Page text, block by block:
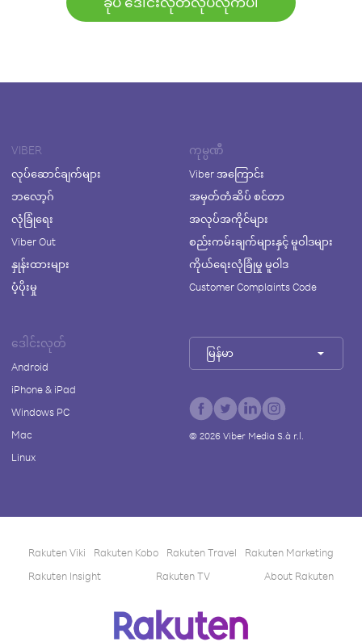
VIBER
လုပ်ဆောင်ချက်များ
ဘလော့ဂ်
လုံခြုံရေး
Viber Out
နှုန်းထားများ
ပံ့ပိုးမှု
ကုမ္ပဏီ
Viber အကြောင်း
အမှတ်တံဆိပ် စင်တာ
အလုပ်အကိုင်များ
စည်းကမ်းချက်များနှင့် မူဝါဒများ
ကိုယ်ရေးလုံခြုံမှု မူဝါဒ
Customer Complaints Code
ဒေါင်းလုတ်
Android
iPhone & iPad
Windows PC
Mac
Linux
မြန်မာ
© 2026Viber Media S.à r.l.
Rakuten Viki Rakuten Kobo Rakuten Travel
Rakuten Marketing
Rakuten Insight
Rakuten TV About Rakuten